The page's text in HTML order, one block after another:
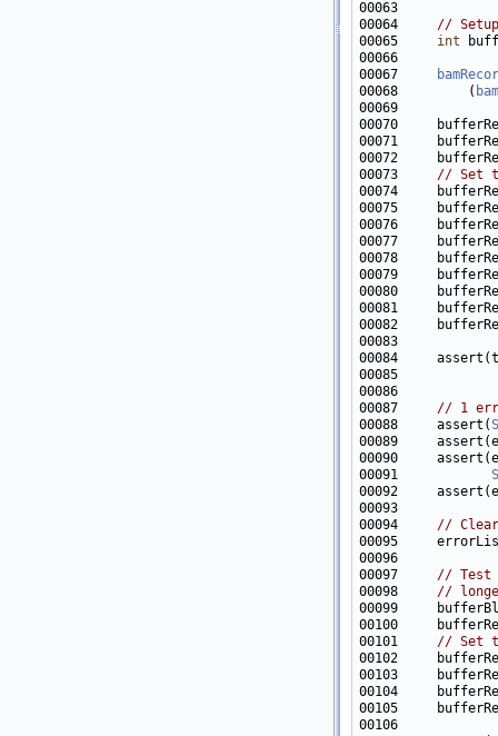
00064 //
00065 int
00067
00068         (
00073 // Set
00084
00085
00086
00087 // 1
00088     assert(
00089
00090
00091
00092
00094 //
00095
00097 // Test
00098 //
00101 // Set
00103
00104